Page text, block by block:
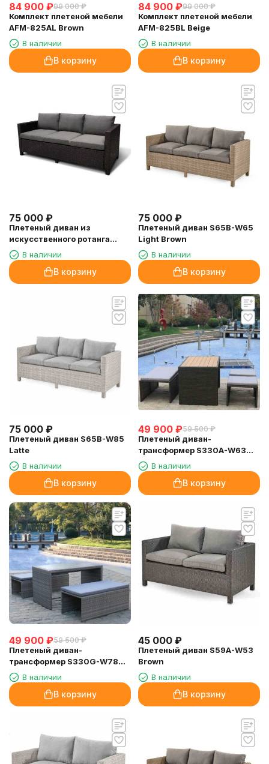
84 900 ₽99 000 ₽
Комплект плетеной мебели
AFM-825AL Brown
В наличии
В корзину
84 900 ₽99 000 ₽
Комплект плетеной мебели
AFM-825BL Beige
В наличии
В корзину
75 000 ₽
Плетеный диван из
искусственного ротанга
S65A-W53 Brown
В наличии
В корзину
75 000 ₽
Плетеный диван S65B-W65
Light Brown
В наличии
В корзину
75 000 ₽
Плетеный диван S65B-W85
Latte
В наличии
В корзину
49 900 ₽59 500 ₽
Плетеный диван-
трансформер S330A-W63
BrownВ наличии
В корзину
49 900 ₽59 500 ₽
Плетеный диван-
трансформер S330G-W78
GreyВ наличии
В корзину
45 000 ₽
Плетеный диван S59A-W53
Brown
В наличии
В корзину